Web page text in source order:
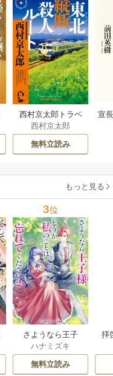
西村京太郎トラベ
ルミステリー・セ
レクション 2巻
西村京太郎
無料立読み
宣
もっと見る
3位
さようなら王子
様、どうか私のこ
とは忘れてくださ
い
ハナミズキ
無料立読み
拝